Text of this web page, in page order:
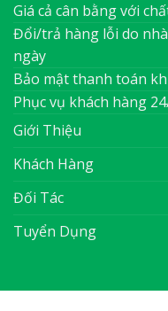
Giá cả cân bằng với
Đổi/trả hàng lỗi do
ngày
Bảo mật thanh toán
Phục vụ khách hàng
Giới Thiệu
Khách Hàng
Đối Tác
Tuyển Dụng